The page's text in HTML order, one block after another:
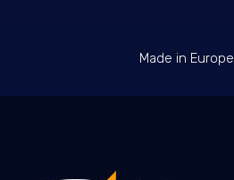
Made in Europe